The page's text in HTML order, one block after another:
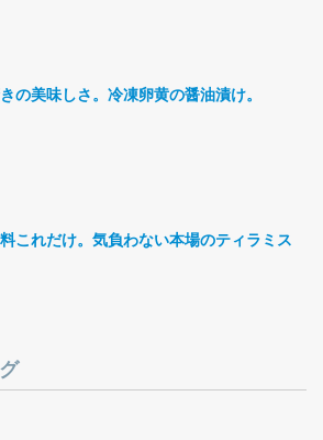
の美味しさ。冷凍卵黄の醤油漬け。
これだけ。気負わない本場のティラミス。